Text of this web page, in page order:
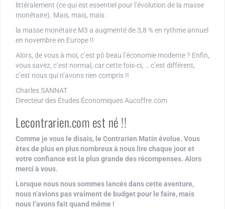
littéralement (ce qui est essentiel pour l’évolution de la masse
monétaire). Mais, mais, mais :
la masse monétaire M3 a augmenté de 3,8 % en rythme annuel
en novembre en Europe !!
Alors, de vous à moi, c’est pô beau l’économie moderne ? Enfin,
vous savez, c’est normal, car cette fois-ci, … c’est différent,
c’est nous qui n’avons rien compris !!
Charles SANNAT
Directeur des Études Économiques Aucoffre.com
Lecontrarien.com est né !!
Comme je vous le disais, le Contrarien Matin évolue. Vous
êtes de plus en plus nombreux à nous lire chaque jour et
votre confiance est la plus grande des récompenses. Alors
merci à vous.
Lorsque nous nous sommes lancés dans cette aventure,
nous n’avions pas vraiment de budget pour le faire, mais
nous l’avons fait quand même !